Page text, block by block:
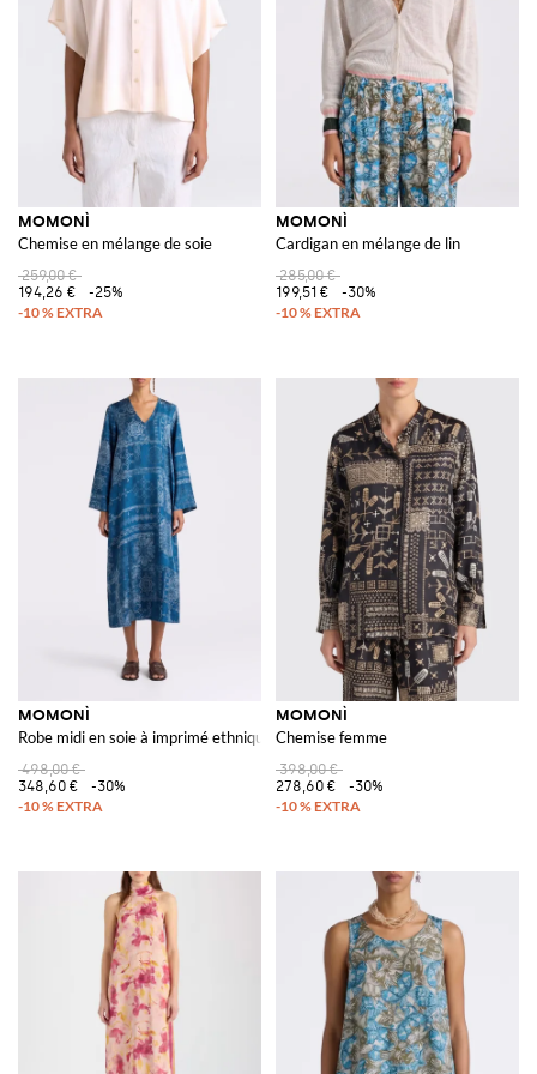
MOMONÌ
Chemise en mélange de soie
259,00 €
194,26 €
-25%
MOMONÌ
Cardigan en mélange de lin
285,00 €
199,51 €
-30%
MOMONÌ
Robe midi en soie à imprimé ethnique
498,00 €
348,60 €
-30%
MOMONÌ
Chemise femme
398,00 €
278,60 €
-30%